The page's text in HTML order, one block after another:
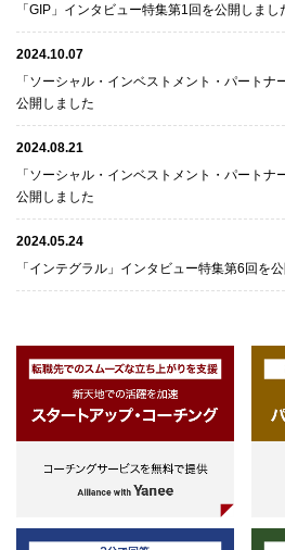
「GIP」インタビュー特集第1回を公開しまし
2024.10.07
「ソーシャル・インベストメント・パート
公開しました
2024.08.21
「ソーシャル・インベストメント・パート
公開しました
2024.05.24
「インテグラル」インタビュー特集第6回を